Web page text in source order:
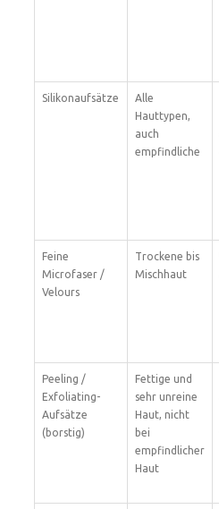
Silikonaufsätze
Alle
Hauttypen,
auch
empfindliche
Feine
Microfaser /
Velours
Trockene bis
Mischhaut
Peeling /
Exfoliating-
Aufsätze
(borstig)
Fettige und
sehr unreine
Haut, nicht
bei
empfindlicher
Haut